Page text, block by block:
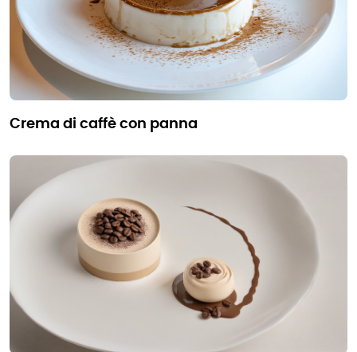
crema di caffè con panna